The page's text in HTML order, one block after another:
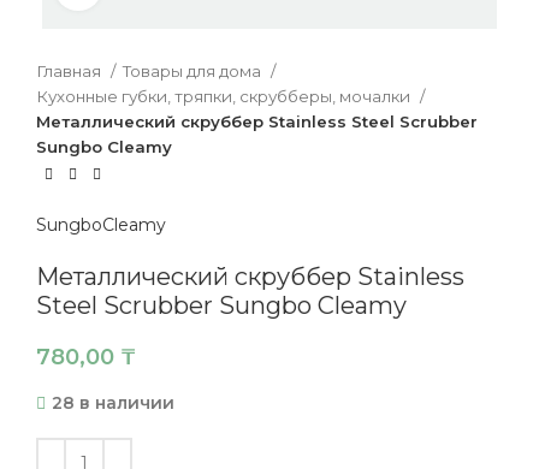
Главная
Товары для дома
Кухонные губки, тряпки, скрубберы, мочалки
Металлический скруббер Stainless Steel Scrubber
Sungbo Cleamy
SungboCleamy
Металлический скруббер Stainless
Steel Scrubber Sungbo Cleamy
780,00 ₸
28 в наличии